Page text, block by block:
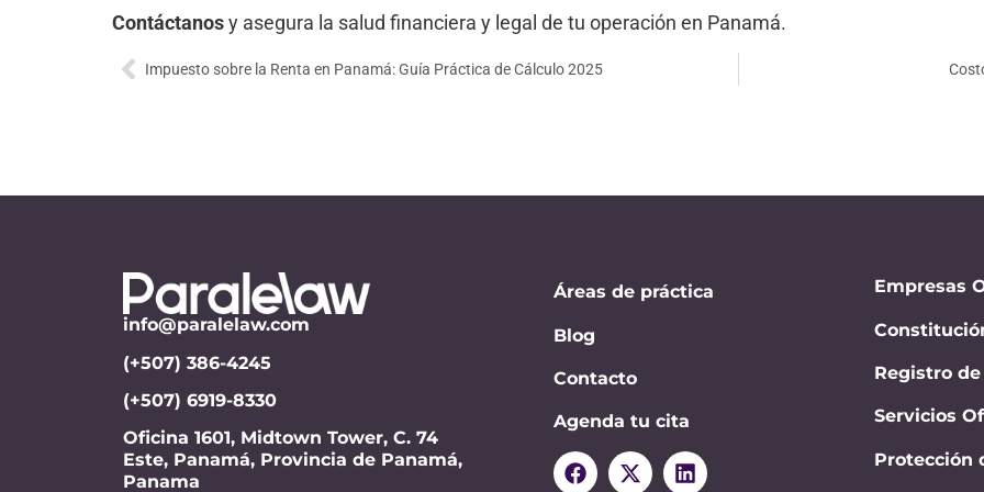
Contáctanosy asegura la salud financiera y legal de tu operación en Panamá.
Impuesto sobre la Renta en Panamá: Guía Práctica de Cálculo 2025
info@paralelaw.com
(+507) 386-4245
(+507) 6919-8330
Oficina 1601, Midtown Tower, C. 74
Este, Panamá, Provincia de Panamá,
Panama
Áreas de práctica
Blog
Contacto
Agenda tu cita
Empresas
Registro
Servicios
Protección